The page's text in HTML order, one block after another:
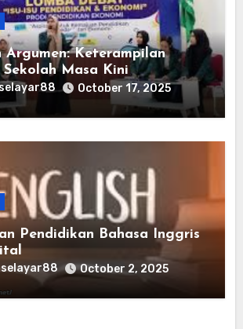
Argumen: Keterampilan
Masa Kini
October 17, 2025
Pendidikan Bahasa Inggris
October 2, 2025